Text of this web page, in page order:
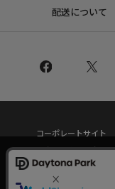
配送について
コーポレートサイト
プライバシーポリシ
当サイトでは利用体験の
の分析を目的として